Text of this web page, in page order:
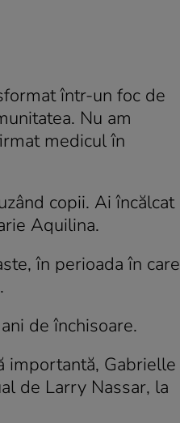
într-un foc de
Nu am
medicul în
copii. Ai încălcat
Aquilina.
în perioada în care
de închisoare.
importantă, Gabrielle
de Larry Nassar, la